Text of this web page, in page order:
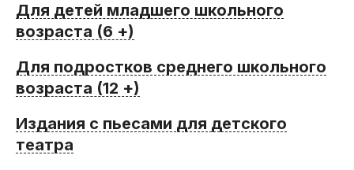
Для детей младшего школьного
возраста (6 +)
Для подростков среднего школьного
возраста (12 +)
Издания с пьесами для детского
театра